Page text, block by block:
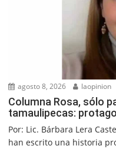
agosto 8, 2026 laopinion
Columna Rosa, sólo
tamaulipecas:
Por: Lic. Bárbara Lera
han escrito una historia